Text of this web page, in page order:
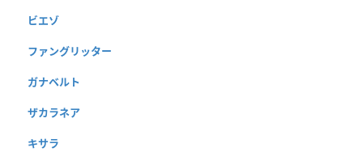
ビエゾ
ファングリッター
ガナベルト
ザカラネア
キサラ